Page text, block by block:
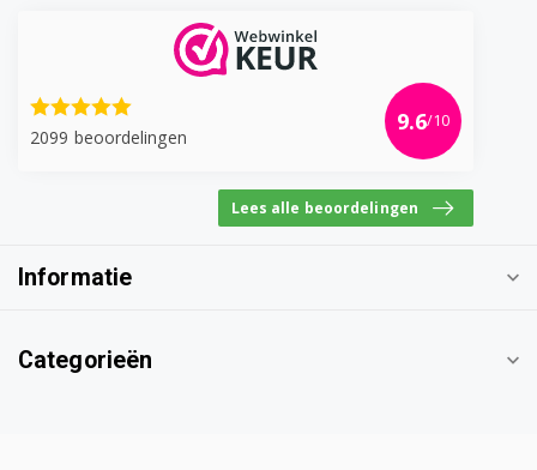
2099 beoordelingen
9.6/10
Lees alle beoordelingen
Informatie
Categorieën